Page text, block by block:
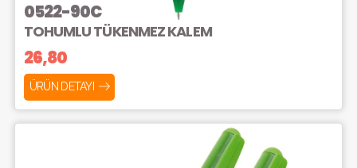
0522-90C
TOHUMLU TÜKENMEZ KALEM
26,80
ÜRÜN DETAYI